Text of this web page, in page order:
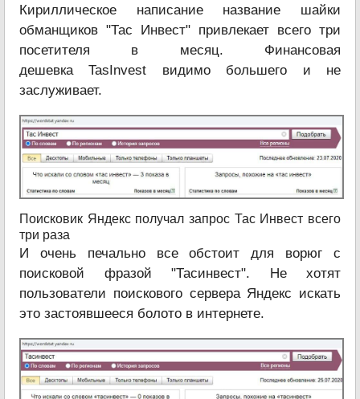
Кириллическое написание название шайки
обманщиков "Тас Инвест" привлекает всего три
посетителя в месяц. Финансовая
дешевка TasInvest видимо большего и не
заслуживает.
Поисковик Яндекс получал запрос Тас Инвест всего
три раза
И очень печально все обстоит для ворюг с
поисковой фразой "Тасинвест". Не хотят
пользователи поискового сервера Яндекс искать
это застоявшееся болото в интернете.